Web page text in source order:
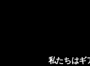
私たちはギ